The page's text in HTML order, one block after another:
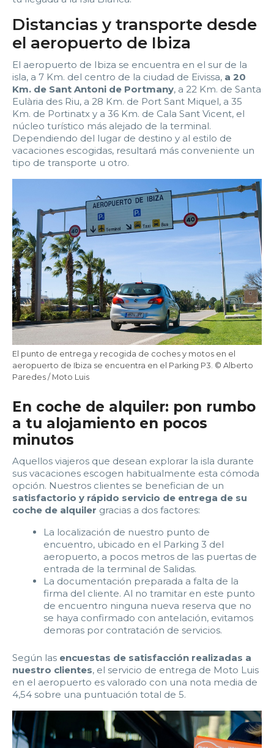
Distancias y transporte desde
el aeropuerto de Ibiza
El aeropuerto de Ibiza se encuentra en el sur de la
isla, a 7 Km. del centro de la ciudad de Eivissa, a 20
Km. de Sant Antoni de Portmany, a 22 Km. de Santa
Eulària des Riu, a 28 Km. de Port Sant Miquel, a 35
Km. de Portinatx y a 36 Km. de Cala Sant Vicent, el
núcleo turístico más alejado de la terminal.
Dependiendo del lugar de destino y al estilo de
vacaciones escogidas, resultará más conveniente un
tipo de transporte u otro.
El punto de entrega y recogida de coches y motos en el
aeropuerto de Ibiza se encuentra en el Parking P3. © Alberto
Paredes / Moto Luis
En coche de alquiler: pon rumbo
a tu alojamiento en pocos
minutos
Aquellos viajeros que desean explorar la isla durante
sus vacaciones escogen habitualmente esta cómoda
opción. Nuestros clientes se benefician de un
satisfactorio y rápido servicio de entrega de su
coche de alquiler gracias a dos factores:
La localización de nuestro punto de
encuentro, ubicado en el Parking 3 del
aeropuerto, a pocos metros de las puertas de
entrada de la terminal de Salidas.
La documentación preparada a falta de la
firma del cliente. Al no tramitar en este punto
de encuentro ninguna nueva reserva que no
se haya confirmado con antelación, evitamos
demoras por contratación de servicios.
Según las encuestas de satisfacción realizadas a
nuestro clientes, el servicio de entrega de Moto Luis
en el aeropuerto es valorado con una nota media de
4,54 sobre una puntuación total de 5.
4:00 4:30 5:00 5:30
8:00 8:30 9:00 9:30
10:00 10:30 11:00 11:30
12:00 12:30 13:00 13:30
16:30 17:00 17:30
18:00 18:30 19:00 19:30
20:00 20:30 21:30
22:00 22:30 23:00 23:30
Edad:
Promo code: